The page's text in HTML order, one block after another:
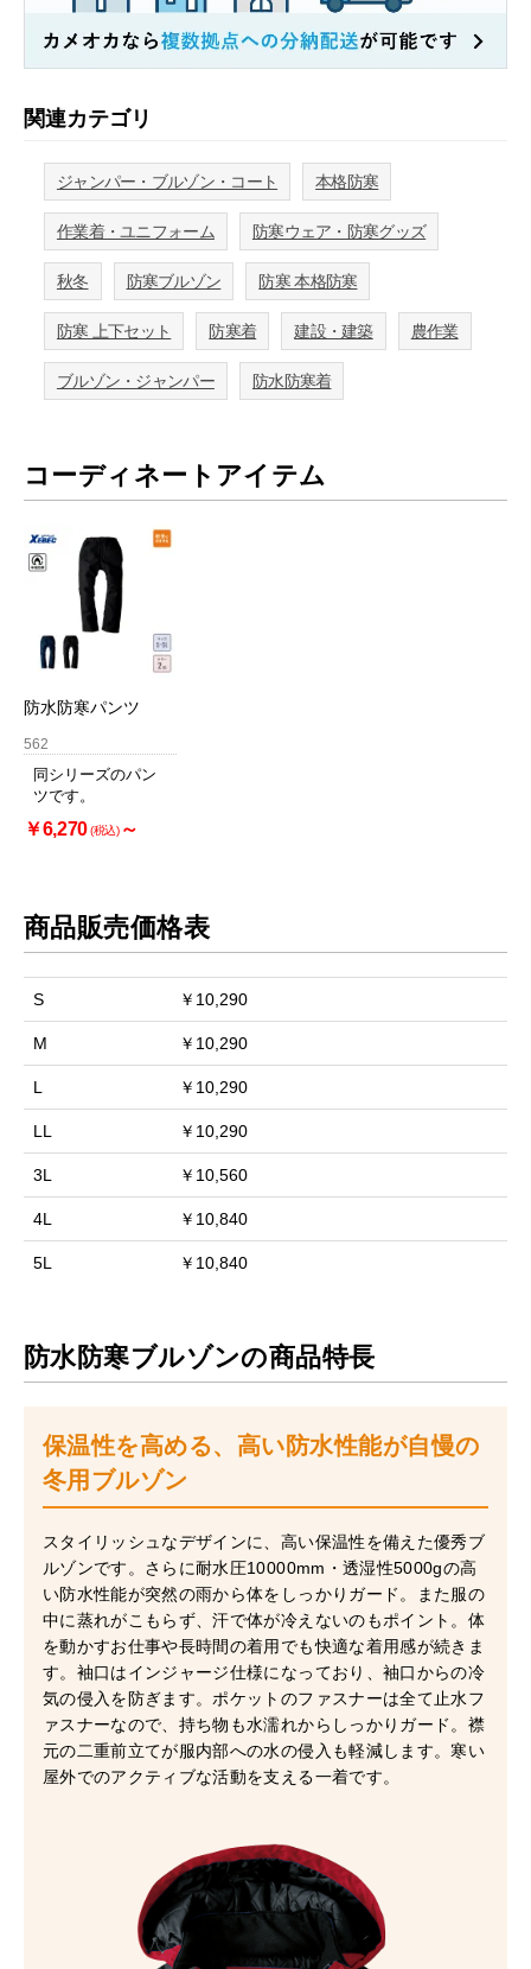
関連カテゴリ
ジャンパー・ブルゾン・コート 本格防寒
作業着・ユニフォーム 防寒ウェア・防寒グッズ
秋冬 防寒ブルゾン 防寒 本格防寒
防寒 上下セット 防寒着 建設・建築 農作業
ブルゾン・ジャンパー 防水防寒着
コーディネートアイテム
防水防寒パンツ
562
同シリーズのパン
ツです。
￥6,270(税込)～
商品販売価格表
S ￥10,290
M ￥10,290
L ￥10,290
LL ￥10,290
3L ￥10,560
4L ￥10,840
5L ￥10,840
防水防寒ブルゾンの商品特長
保温性を高める、高い防水性能が自慢の
冬用ブルゾン
スタイリッシュなデザインに、高い保温性を備えた優秀ブ
ルゾンです。さらに耐水圧10000mm・透湿性5000gの高
い防水性能が突然の雨から体をしっかりガード。また服の
中に蒸れがこもらず、汗で体が冷えないのもポイント。体
を動かすお仕事や長時間の着用でも快適な着用感が続きま
す。袖口はインジャージ仕様になっており、袖口からの冷
気の侵入を防ぎます。ポケットのファスナーは全て止水フ
ァスナーなので、持ち物も水濡れからしっかりガード。襟
元の二重前立てが服内部への水の侵入も軽減します。寒い
屋外でのアクティブな活動を支える一着です。